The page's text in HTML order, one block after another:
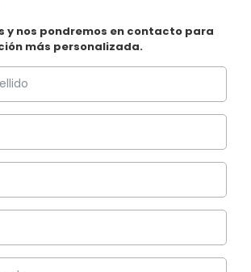
y nos pondremos en contacto para
más personalizada.